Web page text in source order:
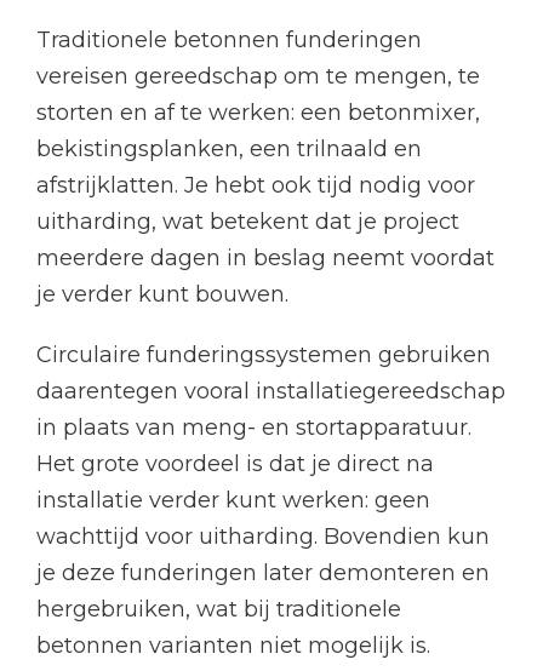
Traditionele betonnen funderingen
vereisen gereedschap om te mengen, te
storten en af te werken: een betonmixer,
bekistingsplanken, een trilnaald en
afstrijklatten. Je hebt ook tijd nodig voor
uitharding, wat betekent dat je project
meerdere dagen in beslag neemt voordat
je verder kunt bouwen.
Circulaire funderingssystemen gebruiken
daarentegen vooral installatiegereedschap
in plaats van meng- en stortapparatuur.
Het grote voordeel is dat je direct na
installatie verder kunt werken: geen
wachttijd voor uitharding. Bovendien kun
je deze funderingen later demonteren en
hergebruiken, wat bij traditionele
betonnen varianten niet mogelijk is.